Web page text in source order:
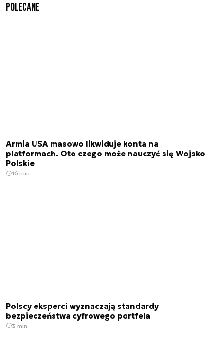
Polecane
Armia USA masowo likwiduje konta na
platformach. Oto czego może nauczyć się Wojsko
Polskie
16 min.
Polscy eksperci wyznaczają standardy
bezpieczeństwa cyfrowego portfela
3 min.